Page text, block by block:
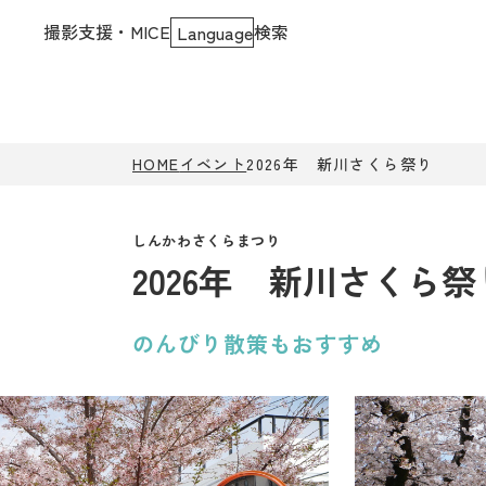
撮影支援・MICE Language検索
HOMEイベント2026年 新川さくら祭り
2026年 新川さくら祭
のんびり散策もおすすめ